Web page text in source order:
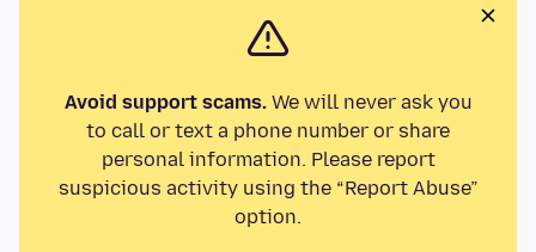
Avoid support scams.We will never ask you
to call or text a phone number or share
personal information. Please report
suspicious activity using the “Report Abuse”
option.